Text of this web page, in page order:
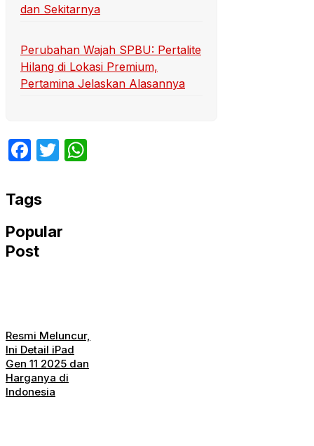
dan Sekitarnya
Perubahan Wajah SPBU: Pertalite
Hilang di Lokasi Premium,
Pertamina Jelaskan Alasannya
Facebook
Twitter
Tags
Popular
Post
Resmi Meluncur,
Ini Detail iPad
Gen 11 2025 dan
Harganya di
Indonesia